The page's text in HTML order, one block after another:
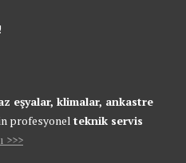
eşyalar, klimalar, ankastre
profesyonel teknik servis
>>>